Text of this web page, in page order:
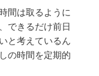
間は取るように
できるだけ前日
と考えているん
の時間を定期的